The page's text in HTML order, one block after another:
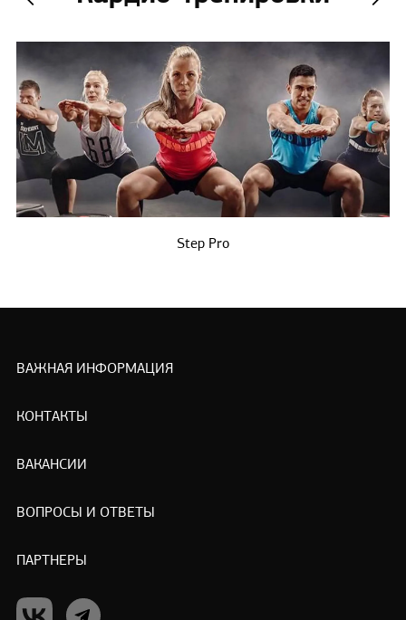
Step Pro
ВАЖНАЯ ИНФОРМАЦИЯ
КОНТАКТЫ
ВАКАНСИИ
ВОПРОСЫ И ОТВЕТЫ
ПАРТНЕРЫ